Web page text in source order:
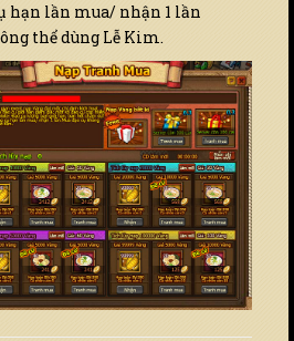
hạn lần mua/ nhận 1 lần
thể dùng Lễ Kim.